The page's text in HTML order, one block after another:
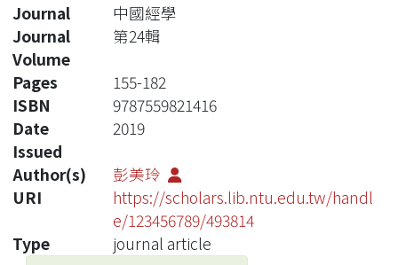
Journal
中國經學
Journal
Volume
第24輯
Pages
155-182
ISBN
9787559821416
Date
Issued
2019
Author(s)
彭美玲
URI
https://scholars.lib.ntu.edu.tw/handl
e/123456789/493814
Type
journal article